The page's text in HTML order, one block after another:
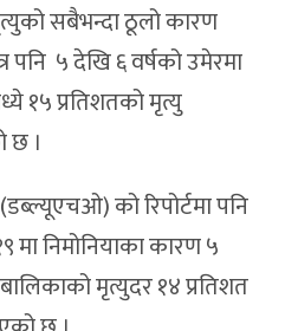
सबैभन्दा ठूलो कारण
पनि ५ देखि ६ वर्षको उमेरमा
१५ प्रतिशतको मृत्यु
छ ।
को रिपोर्टमा पनि
निमोनियाका कारण ५
मृत्युदर १४ प्रतिशत